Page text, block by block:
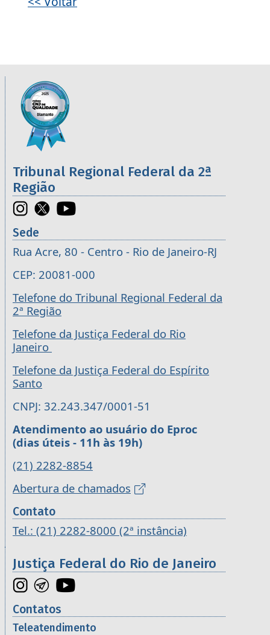
Informações úteis sobre os órgãos da 2ª
Imagem
Tribunal Regional Federal da 2ª
Região
Sede
Rua Acre, 80 - Centro - Rio de Janeiro-RJ
CEP: 20081-000
Telefone do Tribunal Regional Federal da
2ª Região
Telefone da Justiça Federal do Rio
Janeiro
Telefone da Justiça Federal do Espírito
Santo
CNPJ: 32.243.347/0001-51
Atendimento ao usuário do Eproc
(dias úteis - 11h às 19h)
(21) 2282-8854
Abertura de chamados
Contato
Tel.: (21) 2282-8000 (2ª instância)
Justiça Federal do Rio de Janeiro
Contatos
Teleatendimento